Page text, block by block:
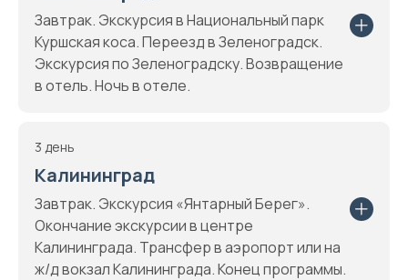
Завтрак. Экскурсия в Национальный парк
Куршская коса. Переезд в Зеленоградск.
Экскурсия по Зеленоградску. Возвращение
в отель. Ночь в отеле.
3 день
Калининград
Завтрак. Экскурсия «Янтарный Берег».
Окончание экскурсии в центре
Калининграда. Трансфер в аэропорт или на
ж/д вокзал Калининграда. Конец программы.